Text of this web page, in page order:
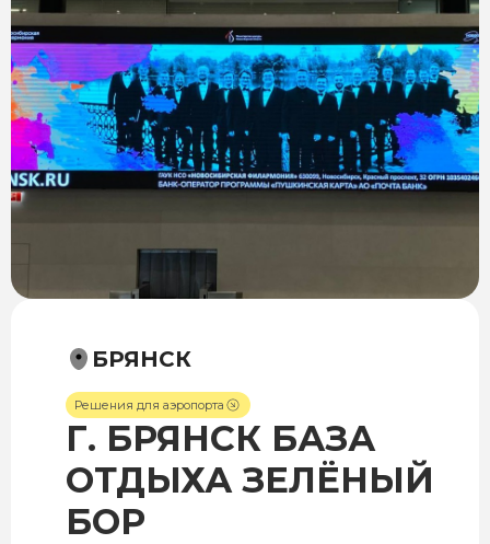
БРЯНСК
Решения для аэропорта
Г. БРЯНСК БАЗА
ОТДЫХА ЗЕЛЁНЫЙ
БОР